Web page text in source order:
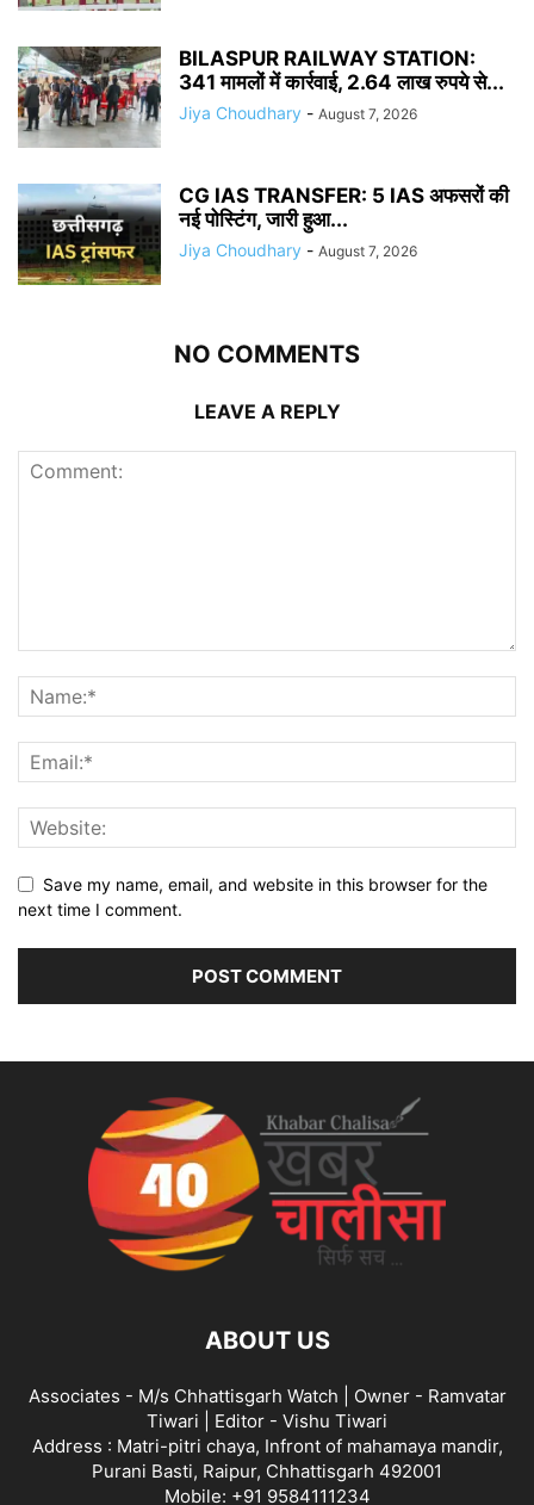
BILASPUR RAILWAY STATION:
341 मामलों में कार्रवाई, 2.64 लाख रुपये से...
Jiya Choudhary - August 7, 2026
CG IAS TRANSFER: 5 IAS अफसरों की
नई पोस्टिंग, जारी हुआ...
Jiya Choudhary - August 7, 2026
NO COMMENTS
LEAVE A REPLY
Save my name, email, and website in this browser for the
next time I comment.
ABOUT US
Associates - M/s Chhattisgarh Watch | Owner - Ramvatar
Tiwari | Editor - Vishu Tiwari
Address : Matri-pitri chaya, Infront of mahamaya mandir,
Purani Basti, Raipur, Chhattisgarh 492001
Mobile: +91 9584111234